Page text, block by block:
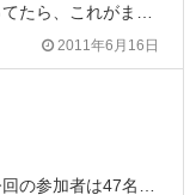
がまた本当に楽しい。
2011年6月16日